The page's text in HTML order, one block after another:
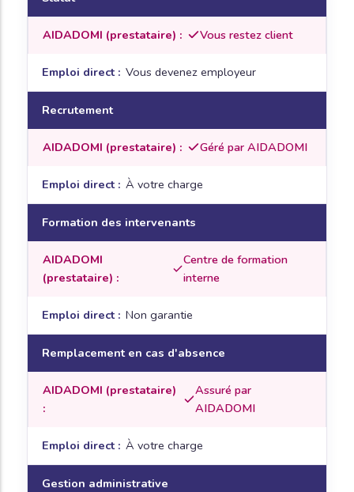
Vous restez client
Vous devenez employeur
Recrutement
Géré par AIDADOMI
À votre charge
Formation des intervenants
Centre de formation
interne
Non garantie
Remplacement en cas d'absence
Assuré par
AIDADOMI
À votre charge
Gestion administrative